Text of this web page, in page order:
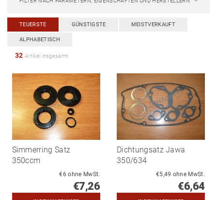
TEUERSTE GÜNSTIGSTE MEISTVERKAUFT
ALPHABETISCH
32 Artikel insgesamt
Simmerring Satz
350ccm
€6 ohne MwSt.
€7,26
Dichtungsatz Jawa
350/634
€5,49 ohne MwSt.
€6,64